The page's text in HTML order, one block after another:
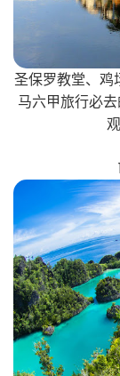
圣保罗教堂、鸡
马六甲旅行必